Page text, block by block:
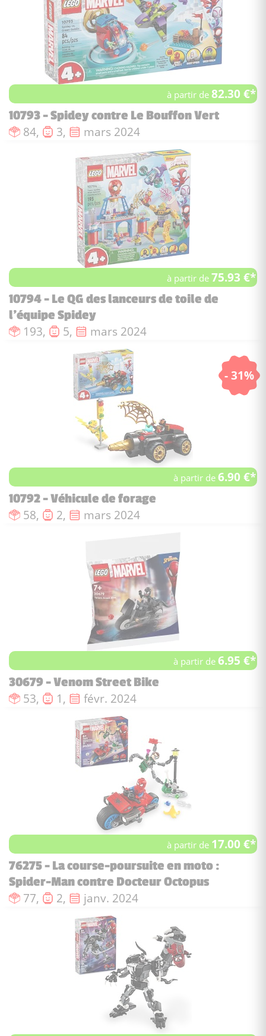
à partir de82.30 €*
10793 - Spidey contre Le Bouffon Vert
Nombre de pièces :
84, Nombre de figurines :
3, Date de sortie :
mars 2024
à partir de75.93 €*
10794 - Le QG des lanceurs de toile de
l’équipe Spidey
Nombre de pièces :
193, Nombre de figurines :
5, Date de sortie :
mars 2024
- 31%
à partir de6.90 €*
10792 - Véhicule de forage
Nombre de pièces :
58, Nombre de figurines :
2, Date de sortie :
mars 2024
à partir de6.95 €*
30679 - Venom Street Bike
Nombre de pièces :
53, Nombre de figurines :
1, Date de sortie :
févr. 2024
à partir de 17.00 €*
76275 - La course-poursuite en moto :
Spider-Man contre Docteur Octopus
Nombre de pièces :
77, Nombre de figurines :
2, Date de sortie :
janv. 2024